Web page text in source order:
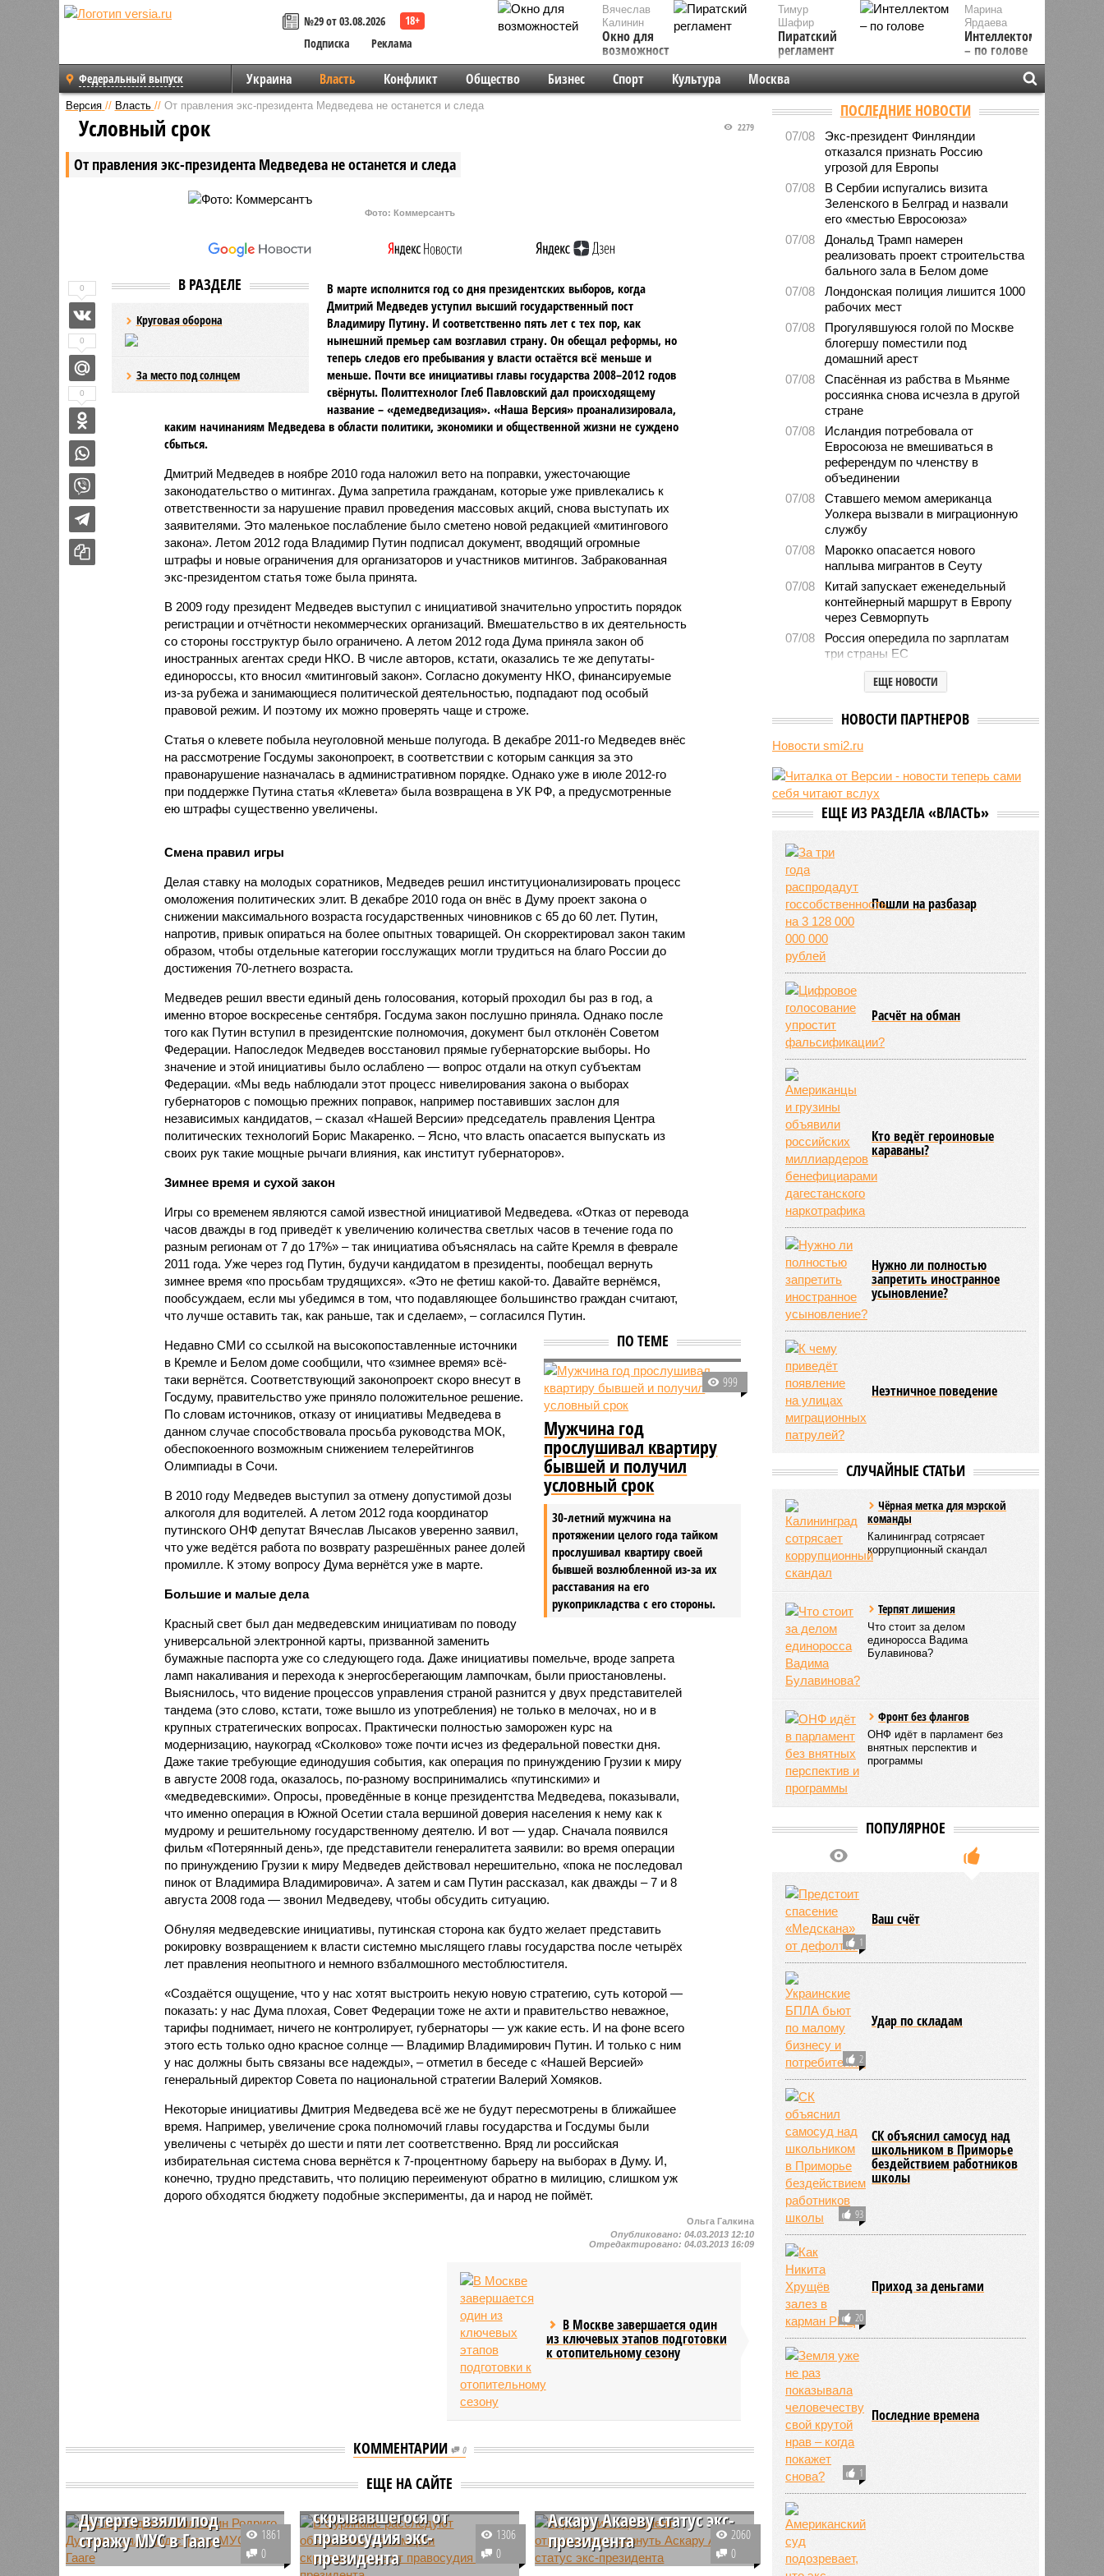
№29 от 03.08.2026
Подписка
Реклама
Вячеслав
Калинин
Окно для
возможностей
Марина
Ярдаева
Интеллектом
– по голове
Тимур
Шафир
Пиратский
регламент
Федеральный выпуск Украина Власть Конфликт Общество Бизнес Спорт Культура Москва
Версия // Власть // От правления экс-президента Медведева не останется и следа
От правления экс-президента Медведева не останется и следа
2279
Условный срок
Фото: Коммерсантъ
В РАЗДЕЛЕ
Круговая оборона
За место под солнцем
В марте исполнится год со дня президентских выборов, когда
Дмитрий Медведев уступил высший государственный пост
Владимиру Путину. И соответственно пять лет с тех пор, как
нынешний премьер сам возглавил страну. Он обещал реформы, но
теперь следов его пребывания у власти остаётся всё меньше и
меньше. Почти все инициативы главы государства 2008–2012 годов
свёрнуты. Политтехнолог Глеб Павловский дал происходящему
название – «демедведизация». «Наша Версия» проанализировала,
каким начинаниям Медведева в области политики, экономики и общественной жизни не суждено
сбыться.
Дмитрий Медведев в ноябре 2010 года наложил вето на поправки, ужесточающие
законодательство о митингах. Дума запретила гражданам, которые уже привлекались к
ответственности за нарушение правил проведения массовых акций, снова выступать их
заявителями. Это маленькое послабление было сметено новой редакцией «митингового
закона». Летом 2012 года Владимир Путин подписал документ, вводящий огромные
штрафы и новые ограничения для организаторов и участников митингов. Забракованная
экс-президентом статья тоже была принята.
В 2009 году президент Медведев выступил с инициативой значительно упростить порядок
регистрации и отчётности некоммерческих организаций. Вмешательство в их деятельность
со стороны госструктур было ограничено. А летом 2012 года Дума приняла закон об
иностранных агентах среди НКО. В числе авторов, кстати, оказались те же депутаты-
единороссы, кто вносил «митинговый закон». Согласно документу НКО, финансируемые
из-за рубежа и занимающиеся политической деятельностью, подпадают под особый
правовой режим. И поэтому их можно проверять чаще и строже.
Статья о клевете побыла неуголовной меньше полугода. В декабре 2011-го Медведев внёс
на рассмотрение Госдумы законопроект, в соответствии с которым санкция за это
правонарушение назначалась в административном порядке. Однако уже в июле 2012-го
при поддержке Путина статья «Клевета» была возвращена в УК РФ, а предусмотренные
ею штрафы существенно увеличены.
Смена правил игры
Делая ставку на молодых соратников, Медведев решил институционализировать процесс
омоложения политических элит. В декабре 2010 года он внёс в Думу проект закона о
снижении максимального возраста государственных чиновников с 65 до 60 лет. Путин,
напротив, привык опираться на более опытных товарищей. Он скорректировал закон таким
образом, чтобы отдельные категории госслужащих могли трудиться на благо России до
достижения 70-летнего возраста.
Медведев решил ввести единый день голосования, который проходил бы раз в год, а
именно второе воскресенье сентября. Госдума закон послушно приняла. Однако после
того как Путин вступил в президентские полномочия, документ был отклонён Советом
Федерации. Напоследок Медведев восстановил прямые губернаторские выборы. Но
значение и этой инициативы было ослаблено — вопрос отдали на откуп субъектам
Федерации. «Мы ведь наблюдали этот процесс нивелирования закона о выборах
губернаторов с помощью прежних поправок, например поставивших заслон для
независимых кандидатов, – сказал «Нашей Версии» председатель правления Центра
политических технологий Борис Макаренко. – Ясно, что власть опасается выпускать из
своих рук такие мощные рычаги влияния, как институт губернаторов».
Зимнее время и сухой закон
Игры со временем являются самой известной инициативой Медведева. «Отказ от перевода
часов дважды в год приведёт к увеличению количества светлых часов в течение года по
разным регионам от 7 до 17%» – так инициатива объяснялась на сайте Кремля в феврале
2011 года. Уже через год Путин, будучи кандидатом в президенты, пообещал вернуть
зимнее время «по просьбам трудящихся». «Это не фетиш какой-то. Давайте вернёмся,
пообсуждаем, если мы убедимся в том, что подавляющее большинство граждан считают,
что лучше оставить так, как раньше, так и сделаем», – согласился Путин.
ПО ТЕМЕ
999
Мужчина год
прослушивал квартиру
бывшей и получил
условный срок
30-летний мужчина на
протяжении целого года тайком
прослушивал квартиру своей
бывшей возлюбленной из-за их
расставания на его
рукоприкладства с его стороны.
Недавно СМИ со ссылкой на высокопоставленные источники
в Кремле и Белом доме сообщили, что «зимнее время» всё-
таки вернётся. Соответствующий законопроект скоро внесут в
Госдуму, правительство уже приняло положительное решение.
По словам источников, отказу от инициативы Медведева в
данном случае способствовала просьба руководства МОК,
обеспокоенного возможным снижением телерейтингов
Олимпиады в Сочи.
В 2010 году Медведев выступил за отмену допустимой дозы
алкоголя для водителей. А летом 2012 года координатор
путинского ОНФ депутат Вячеслав Лысаков уверенно заявил,
что уже ведётся работа по возврату разрешённых ранее долей
промилле. К этому вопросу Дума вернётся уже в марте.
Большие и малые дела
Красный свет был дан медведевским инициативам по поводу
универсальной электронной карты, призванной заменить
бумажные паспорта уже со следующего года. Даже инициативы помельче, вроде запрета
ламп накаливания и перехода к энергосберегающим лампочкам, были приостановлены.
Выяснилось, что видение процессов управления страной разнится у двух представителей
тандема (это слово, кстати, тоже вышло из употребления) не только в мелочах, но и в
крупных стратегических вопросах. Практически полностью заморожен курс на
модернизацию, наукоград «Сколково» тоже почти исчез из федеральной повестки дня.
Даже такие требующие единодушия события, как операция по принуждению Грузии к миру
в августе 2008 года, оказалось, по-разному воспринимались «путинскими» и
«медведевскими». Опросы, проведённые в конце президентства Медведева, показывали,
что именно операция в Южной Осетии стала вершиной доверия населения к нему как к
мудрому и решительному государственному деятелю. И вот — удар. Сначала появился
фильм «Потерянный день», где представители генералитета заявили: во время операции
по принуждению Грузии к миру Медведев действовал нерешительно, «пока не последовал
пинок от Владимира Владимировича». А затем и сам Путин рассказал, как дважды – 7 и 8
августа 2008 года — звонил Медведеву, чтобы обсудить ситуацию.
Обнуляя медведевские инициативы, путинская сторона как будто желает представить
рокировку возвращением к власти системно мыслящего главы государства после четырёх
лет правления неопытного и немного взбалмошного местоблюстителя.
«Создаётся ощущение, что у нас хотят выстроить некую новую стратегию, суть которой —
показать: у нас Дума плохая, Совет Федерации тоже не ахти и правительство неважное,
тарифы поднимает, ничего не контролирует, губернаторы — уж какие есть. И на фоне всего
этого есть только одно красное солнце — Владимир Владимирович Путин. И только с ним
у нас должны быть связаны все надежды», – отметил в беседе с «Нашей Версией»
генеральный директор Совета по национальной стратегии Валерий Хомяков.
Некоторые инициативы Дмитрия Медведева всё же не будут пересмотрены в ближайшее
время. Например, увеличение срока полномочий главы государства и Госдумы были
увеличены с четырёх до шести и пяти лет соответственно. Вряд ли российская
избирательная система снова вернётся к 7-процентному барьеру на выборах в Думу. И,
конечно, трудно представить, что полицию переименуют обратно в милицию, слишком уж
дорого обходятся бюджету подобные эксперименты, да и народ не поймёт.
0
0
0
Ольга Галкина
Опубликовано:04.03.2013 12:10
Отредактировано:04.03.2013 16:09
В Москве завершается один
из ключевых этапов подготовки
к отопительному сезону
КОММЕНТАРИИ 0
ЕЩЕ НА САЙТЕ
Экс-президента
Дутерте взяли под
стражу МУС в Гааге
Экс-президент Филиппин Родриго
1861
0
В Суринаме расследуют
обстоятельства смерти
скрывавшегося от
правосудия экс-
президента
1306
0
Киргизский парламент
Аскару Акаеву статус экс-
президента
От Акаева была направлена
2060
0
ПОСЛЕДНИЕ НОВОСТИ
07/08
Экс-президент Финляндии
отказался признать Россию
угрозой для Европы
07/08
В Сербии испугались визита
Зеленского в Белград и назвали
его «местью Евросоюза»
07/08
Дональд Трамп намерен
реализовать проект строительства
бального зала в Белом доме
07/08
Лондонская полиция лишится 1000
рабочих мест
07/08
Прогулявшуюся голой по Москве
блогершу поместили под
домашний арест
07/08
Спасённая из рабства в Мьянме
россиянка снова исчезла в другой
стране
07/08
Исландия потребовала от
Евросоюза не вмешиваться в
референдум по членству в
объединении
07/08
Ставшего мемом американца
Уолкера вызвали в миграционную
службу
07/08
Марокко опасается нового
наплыва мигрантов в Сеуту
07/08
Китай запускает еженедельный
контейнерный маршрут в Европу
через Севморпуть
07/08
Россия опередила по зарплатам
три страны ЕС
Александр Лукашенко призвал
белорусов скупать пустующие
07/08
Девушка объяснила убийство
трёхмесячного сына
увеличение пенсий детям,
потерявшим родителей
07/08
Финляндия захотела использовать
ЕЩЕ НОВОСТИ
НОВОСТИ ПАРТНЕРОВ
Новости smi2.ru
ЕЩЕ ИЗ РАЗДЕЛА «ВЛАСТЬ»
Пошли на разбазар
Расчёт на обман
Кто ведёт героиновые
караваны?
Нужно ли полностью
запретить иностранное
усыновление?
Неэтничное поведение
СЛУЧАЙНЫЕ СТАТЬИ
Чёрная метка для мэрской
команды
Калининград сотрясает
коррупционный скандал
Терпят лишения
Что стоит за делом
единоросса Вадима
Булавинова?
Фронт без флангов
ОНФ идёт в парламент без
внятных перспектив и
программы
ПОПУЛЯРНОЕ
1
Ваш счёт
2
Удар по складам
93
СК объяснил самосуд над
школьником в Приморье
бездействием работников
школы
20
Приход за деньгами
1
Последние времена